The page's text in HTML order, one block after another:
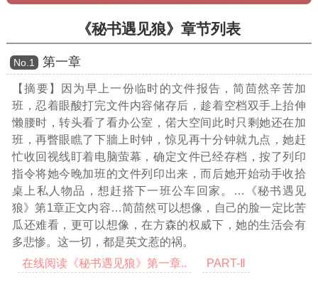
《秘书遇见狼》章节列表
Νο.1 第一章
【摘要】因为早上一份临时的文件报告，简茴然辛苦加
班，忍着眼酸打完文件内容储存后，趁着空档双手上抬伸
懒腰时，转头看了看办公室，偌大空间此时只剩她还在加
班，再瞥眼瞧了下牆上时钟，惊见再十分钟就九点，她赶
忙收回视线盯着电脑萤幕，确定文件已经存档，按了列印
指令将她今晚加班的文件列印出来，而后她开始动手收拾
桌上私人物品，想赶搭下一班公车回家。
…《秘书遇见
狼》第1章正文内容…简茴然可以想像，自己的脸一定比苦
瓜还难看，更可以想像，在方森的权威下，她的生活会有
多悲惨。这一切，都是英文惹的祸。
在线阅读《秘书遇见狼》第一章..
PART-Ⅱ